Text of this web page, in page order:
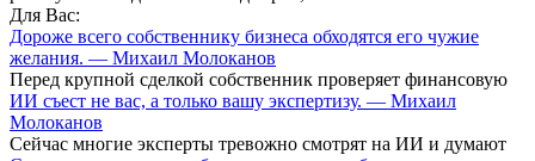
Для Вас:
Дороже всего собственнику бизнеса обходятся его чужие
желания. — Михаил Молоканов
Перед крупной сделкой собственник проверяет финансовую
ИИ съест не вас, а только вашу экспертизу. — Михаил
Молоканов
Сейчас многие эксперты тревожно смотрят на ИИ и думают